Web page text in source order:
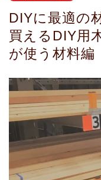
DIYに最適の
買えるDIY用
が使う材料編